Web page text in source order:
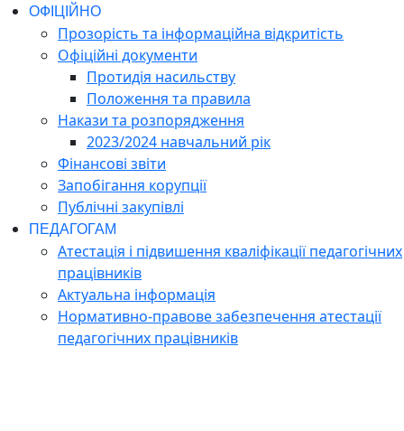
ОФІЦІЙНО
Прозорість та інформаційна відкритість
Офіційні документи
Протидія насильству
Положення та правила
Накази та розпорядження
2023/2024 навчальний рік
Фінансові звіти
Запобігання корупції
Публічні закупівлі
ПЕДАГОГАМ
Атестація і підвишення кваліфікації педагогічних
працівників
Актуальна інформація
Нормативно-правове забезпечення атестації
педагогічних працівників